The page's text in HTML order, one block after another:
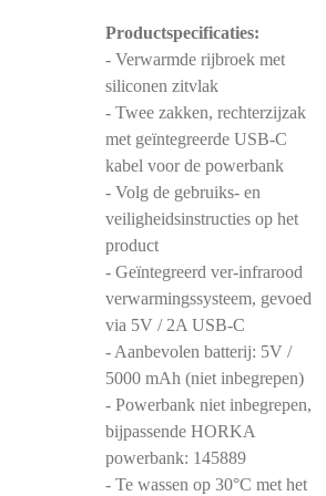
Productspecificaties:
- Verwarmde rijbroek met
siliconen zitvlak
- Twee zakken, rechterzijzak
met geïntegreerde USB-C
kabel voor de powerbank
- Volg de gebruiks- en
veiligheidsinstructies op het
product
- Geïntegreerd ver-infrarood
verwarmingssysteem, gevoed
via 5V / 2A USB-C
- Aanbevolen batterij: 5V /
5000 mAh (niet inbegrepen)
- Powerbank niet inbegrepen,
bijpassende HORKA
powerbank: 145889
- Te wassen op 30°C met het